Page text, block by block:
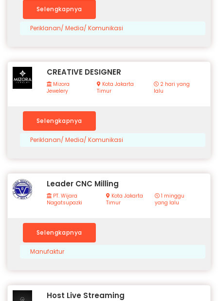
Selengkapnya
Periklanan/ Media/ Komunikasi
CREATIVE DESIGNER
Mizora
Jewelery
Kota Jakarta
Timur
2 hari yang
lalu
Selengkapnya
Periklanan/ Media/ Komunikasi
Leader CNC Milling
PT. Wijara
Nagatsupazki
Kota Jakarta
Timur
1 minggu
yang lalu
Selengkapnya
Manufaktur
Host Live Streaming